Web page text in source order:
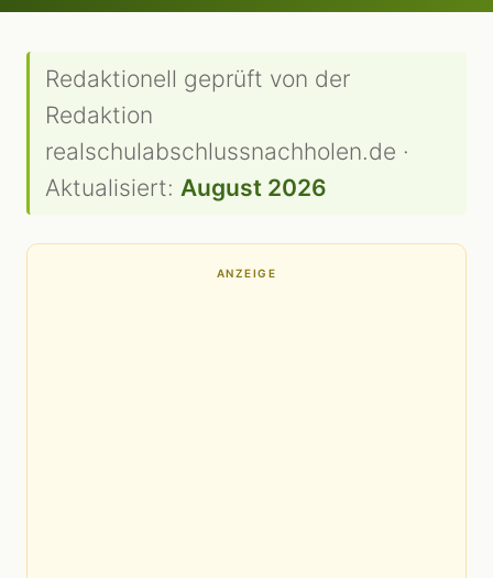
Redaktionell geprüft von der
Redaktion
realschulabschlussnachholen.de ·
Aktualisiert: August 2026
ANZEIGE